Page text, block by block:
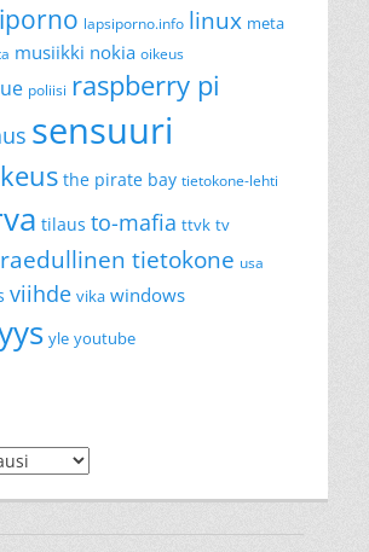
lapsiporno.info linux meta
musiikki nokia oikeus
poliisi raspberry pi
sensuuri
the pirate bay tietokone-lehti
tilaus to-mafia ttvk tv
tietokone usa
viihde vika windows
yle youtube